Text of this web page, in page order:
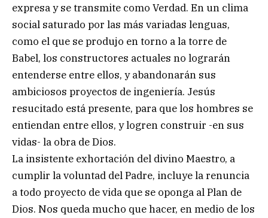
expresa y se transmite como Verdad. En un clima
social saturado por las más variadas lenguas,
como el que se produjo en torno a la torre de
Babel, los constructores actuales no lograrán
entenderse entre ellos, y abandonarán sus
ambiciosos proyectos de ingeniería. Jesús
resucitado está presente, para que los hombres se
entiendan entre ellos, y logren construir -en sus
vidas- la obra de Dios.
La insistente exhortación del divino Maestro, a
cumplir la voluntad del Padre, incluye la renuncia
a todo proyecto de vida que se oponga al Plan de
Dios. Nos queda mucho que hacer, en medio de los